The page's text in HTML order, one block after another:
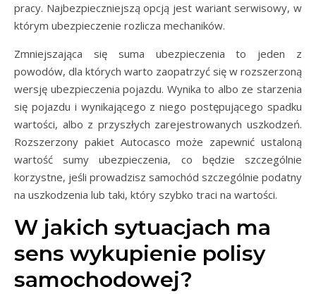
pracy. Najbezpieczniejszą opcją jest wariant serwisowy, w
którym ubezpieczenie rozlicza mechaników.
Zmniejszająca się suma ubezpieczenia to jeden z
powodów, dla których warto zaopatrzyć się w rozszerzoną
wersję ubezpieczenia pojazdu. Wynika to albo ze starzenia
się pojazdu i wynikającego z niego postępującego spadku
wartości, albo z przyszłych zarejestrowanych uszkodzeń.
Rozszerzony pakiet Autocasco może zapewnić ustaloną
wartość sumy ubezpieczenia, co będzie szczególnie
korzystne, jeśli prowadzisz samochód szczególnie podatny
na uszkodzenia lub taki, który szybko traci na wartości.
W jakich sytuacjach ma
sens wykupienie polisy
samochodowej?